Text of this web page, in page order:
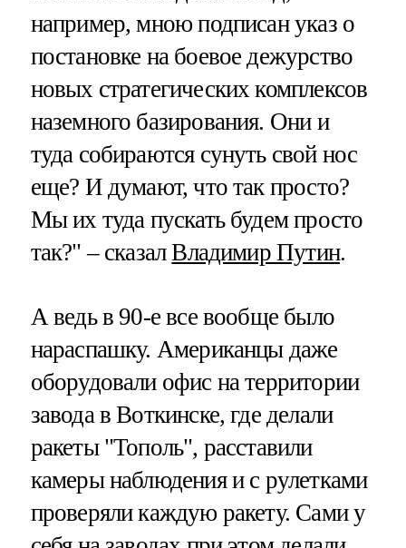
например, мною подписан указ о
постановке на боевое дежурство
новых стратегических комплексов
наземного базирования. Они и
туда собираются сунуть свой нос
еще? И думают, что так просто?
Мы их туда пускать будем просто
так?" – сказалВладимир Путин.
А ведь в 90-е все вообще было
нараспашку. Американцы даже
оборудовали офис на территории
завода в Воткинске, где делали
ракеты "Тополь", расставили
камеры наблюдения и с рулетками
проверяли каждую ракету. Сами у